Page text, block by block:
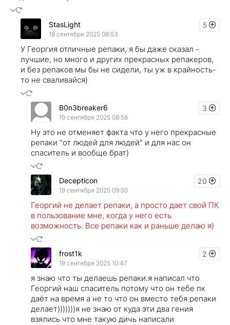
5
StasLight
19 сентября 2025 08:53
У Георгия отличные репаки, я бы даже сказал -
лучшие, но много и других прекрасных репакеров,
и без репаков мы бы не сидели, ты уж в крайность-
то не сваливайся)
3
B0n3breaker6
19 сентября 2025 08:58
Ну это не отменяет факта что у него прекрасные
репаки "от людей для людей" и для нас он
спаситель и вообще брат)
20
Decepticon
19 сентября 2025 09:50
Георгий не делает репаки, а просто дает свой ПК
в пользование мне, когда у него есть
возможность. Все репаки как и раньше делаю я)
2
frost1k
19 сентября 2025 10:47
я знаю что ты делаешь репаки.я написал что
Георгий наш спаситель потому что он тебе пк
даёт на время а не то что он вместо тебя репаки
делает)))))))я не знаю от куда эти два гения
взялись что мне такую дичь написали